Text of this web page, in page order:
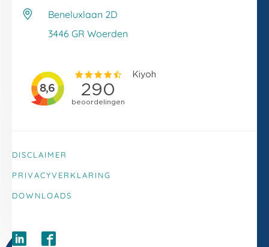
Veelgestelde vragen
Beneluxlaan 2D
3446 GR Woerden
DISCLAIMER
PRIVACYVERKLARING
DOWNLOADS